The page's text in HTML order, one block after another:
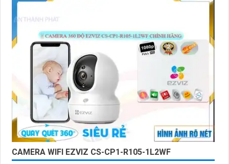
CAMERA WIFI EZVIZ CS-CP1-R105-1L2WF